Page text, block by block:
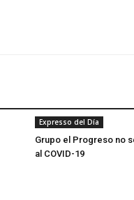
Expresso del Día
Grupo el Progreso no
al COVID-19